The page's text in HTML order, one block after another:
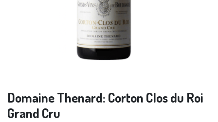
Domaine Thenard: Corton Clos du Roi
Grand Cru